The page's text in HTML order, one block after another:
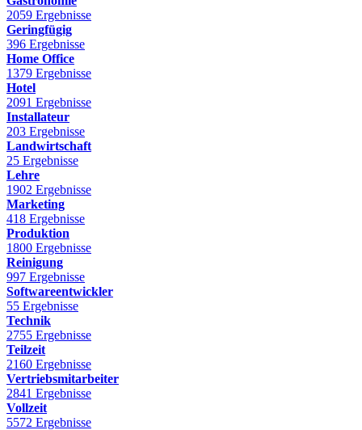
2059 Ergebnisse
Geringfügig
396 Ergebnisse
Home Office
1379 Ergebnisse
Hotel
2091 Ergebnisse
Installateur
203 Ergebnisse
Landwirtschaft
25 Ergebnisse
Lehre
1902 Ergebnisse
Marketing
418 Ergebnisse
Produktion
1800 Ergebnisse
Reinigung
997 Ergebnisse
Softwareentwickler
55 Ergebnisse
Technik
2755 Ergebnisse
Teilzeit
2160 Ergebnisse
Vertriebsmitarbeiter
2841 Ergebnisse
Vollzeit
5572 Ergebnisse